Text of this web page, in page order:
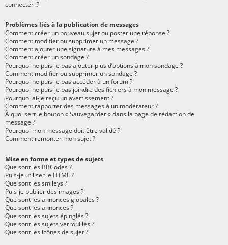
connecter !?
Problèmes liés à la publication de messages
Comment créer un nouveau sujet ou poster une réponse ?
Comment modifier ou supprimer un message ?
Comment ajouter une signature à mes messages ?
Comment créer un sondage ?
Pourquoi ne puis-je pas ajouter plus d’options à mon sondage ?
Comment modifier ou supprimer un sondage ?
Pourquoi ne puis-je pas accéder à un forum ?
Pourquoi ne puis-je pas joindre des fichiers à mon message ?
Pourquoi ai-je reçu un avertissement ?
Comment rapporter des messages à un modérateur ?
À quoi sert le bouton « Sauvegarder » dans la page de rédaction de
message ?
Pourquoi mon message doit être validé ?
Comment remonter mon sujet ?
Mise en forme et types de sujets
Que sont les BBCodes ?
Puis-je utiliser le HTML ?
Que sont les smileys ?
Puis-je publier des images ?
Que sont les annonces globales ?
Que sont les annonces ?
Que sont les sujets épinglés ?
Que sont les sujets verrouillés ?
Que sont les icônes de sujet ?